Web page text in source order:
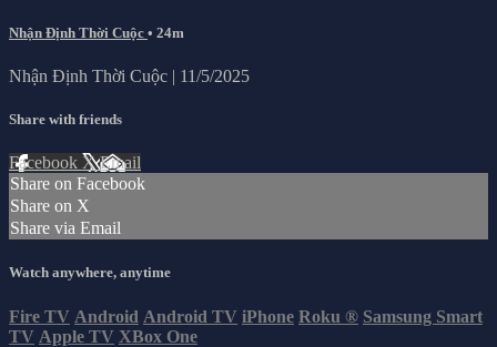
Nhận Định Thời Cuộc • 24m
Nhận Định Thời Cuộc | 11/5/2025
Share with friends
Facebook XEmail
Share on Facebook
Share on X
Share via Email
Watch anywhere, anytime
Fire TV Android Android TV iPhone Roku ® Samsung Smart
TV Apple TV XBox One